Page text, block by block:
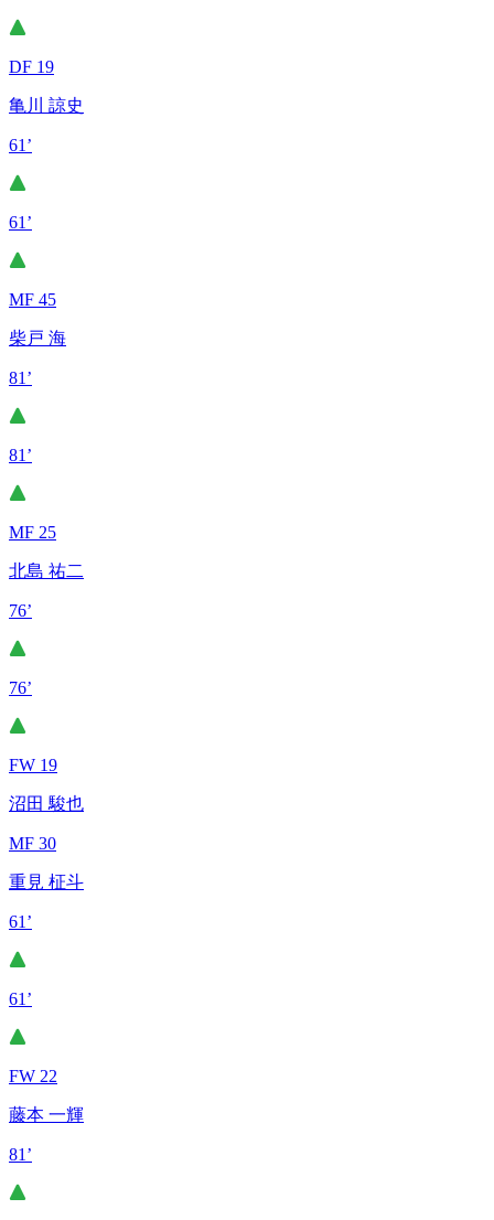
DF 19
亀川 諒史
61’
61’
MF 45
柴戸 海
81’
81’
MF 25
北島 祐二
76’
76’
FW 19
沼田 駿也
MF 30
重見 柾斗
61’
61’
FW 22
藤本 一輝
81’